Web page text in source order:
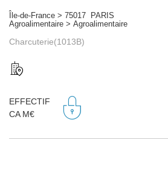
Île-de-France > 75017 PARIS
Agroalimentaire > Agroalimentaire
Charcuterie(1013B)
EFFECTIF
CA M€